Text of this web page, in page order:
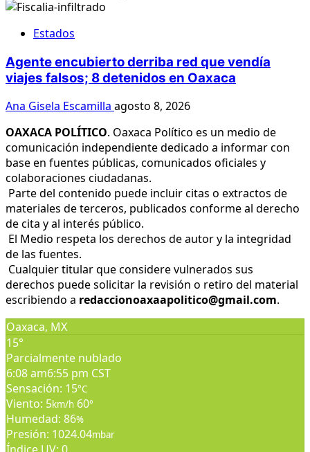
Estados
Agente encubierto derriba red que vendía
viajes falsos; 8 detenidos en Oaxaca
Ana Gisela Escamilla agosto 8, 2026
OAXACA POLÍTICO. Oaxaca Político es un medio de
comunicación independiente dedicado a informar con
base en fuentes públicas, comunicados oficiales y
colaboraciones ciudadanas.
Parte del contenido puede incluir citas o extractos de
materiales de terceros, publicados conforme al derecho
de cita y al interés público.
El Medio respeta los derechos de autor y la integridad
de las fuentes.
Cualquier titular que considere vulnerados sus
derechos puede solicitar la revisión o retiro del material
escribiendo a redaccionoaxaapolitico@gmail.com.
Oaxaca, MX
15°
Parcialmente nublado
6:08 am6:55 pm CST
Sensación: 15°C
Viento: 5km/h 60°
Humedad: 86%
Presión: 1024.04mbar